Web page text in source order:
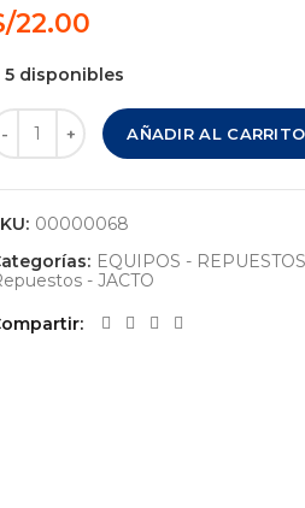
22.00
5 disponibles
CON DIAFRAGMA PARA
AÑADIR AL CARRITO
00000068
EQUIPOS - REPUESTOS
- JACTO